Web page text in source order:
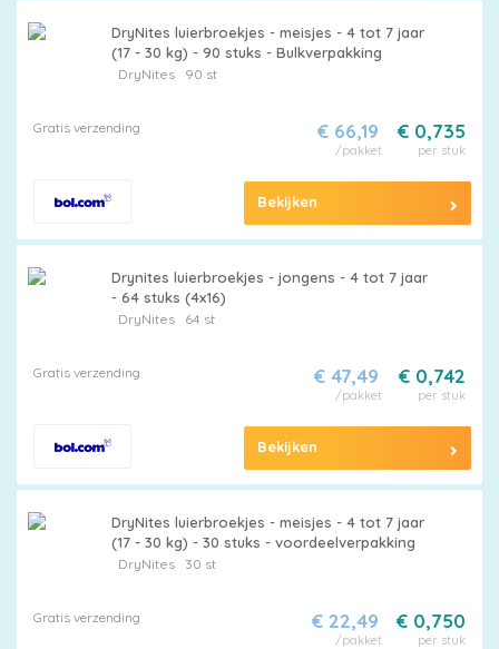
DryNites luierbroekjes - meisjes - 4 tot 7 jaar
(17 - 30 kg) - 90 stuks - Bulkverpakking
DryNites90 st
Gratis verzending € 0,735
per stuk
€ 66,19
/pakket
Bekijken
Drynites luierbroekjes - jongens - 4 tot 7 jaar
- 64 stuks (4x16)
DryNites64 st
Gratis verzending € 0,742
per stuk
€ 47,49
/pakket
Bekijken
DryNites luierbroekjes - meisjes - 4 tot 7 jaar
(17 - 30 kg) - 30 stuks - voordeelverpakking
DryNites30 st
Gratis verzending € 0,750
per stuk
€ 22,49
/pakket